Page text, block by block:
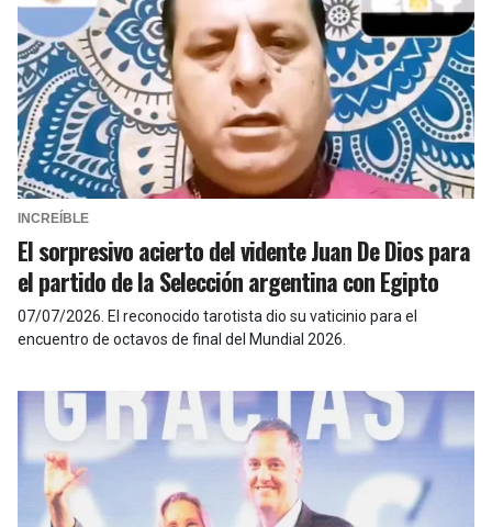
INCREÍBLE
El sorpresivo acierto del vidente Juan De Dios para
el partido de la Selección argentina con Egipto
07/07/2026 El reconocido tarotista dio su vaticinio para el
encuentro de octavos de final del Mundial 2026.